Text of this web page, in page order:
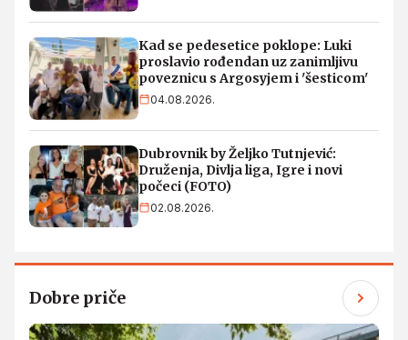
Kad se pedesetice poklope: Luki
proslavio rođendan uz zanimljivu
poveznicu s Argosyjem i 'šesticom'
04.08.2026.
Dubrovnik by Željko Tutnjević:
Druženja, Divlja liga, Igre i novi
počeci (FOTO)
02.08.2026.
Dobre priče